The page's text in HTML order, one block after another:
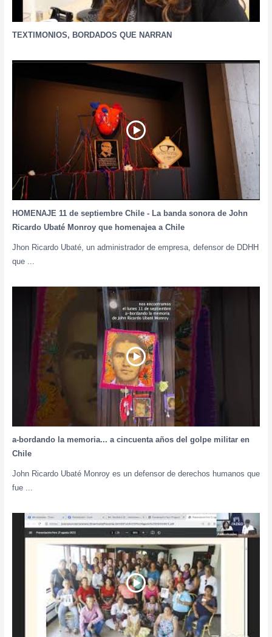
TEXTIMONIOS, BORDADOS QUE NARRAN
HOMENAJE 11 de septiembre Chile - La banda sonora de John
Ricardo Ubaté Monroy que homenajea a Chile
Jhon Ricardo Ubaté, un administrador de empresa, defensor de DDHH
que ...
a-bordando la memoria... a cincuenta años del golpe militar en
Chile
John Ricardo Ubaté Monroy es un defensor de derechos humanos que
fue ...